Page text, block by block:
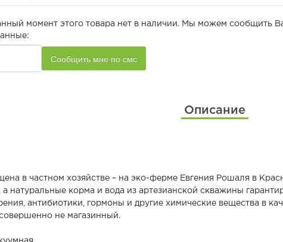
момент этого товара нет в наличии. Мы можем сообщить
Описание
в частном хозяйстве – на эко-ферме Евгения Рошаля в
а натуральные корма и вода из артезианской скважины
антибиотики, гормоны и другие химические вещества в
не магазинный.